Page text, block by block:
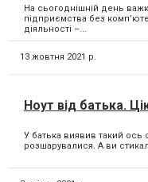
На сьогоднішній день
підприємства без
діяльності –...
13 жовтня 2021 р.
Ноут від батька.
У батька виявив такий ось
розшарувалися. А ви